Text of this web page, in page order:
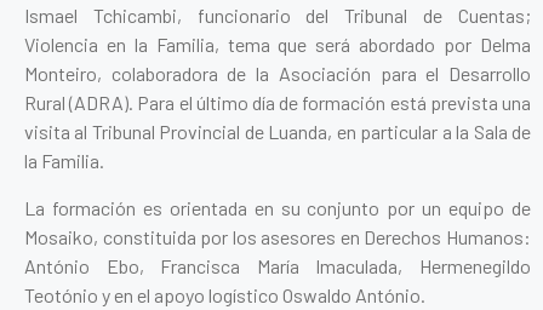
Ismael Tchicambi, funcionario del Tribunal de Cuentas;
Violencia en la Familia, tema que será abordado por Delma
Monteiro, colaboradora de la Asociación para el Desarrollo
Rural (ADRA). Para el último día de formación está prevista una
visita al Tribunal Provincial de Luanda, en particular a la Sala de
la Familia.
La formación es orientada en su conjunto por un equipo de
Mosaiko, constituida por los asesores en Derechos Humanos:
António Ebo, Francisca María Imaculada, Hermenegildo
Teotónio y en el apoyo logístico Oswaldo António.